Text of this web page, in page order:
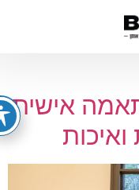
אישית